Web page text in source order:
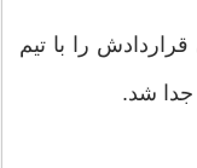
قراردادش را با تیم
جدا شد.